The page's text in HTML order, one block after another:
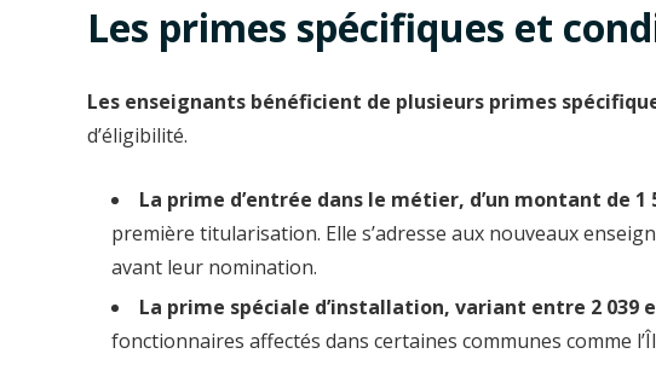
Les primes spécifiques et
Les enseignants bénéficient de plusieurs primes
d’éligibilité.
La prime d’entrée dans le métier, d’un montant de 1
première titularisation. Elle s’adresse aux nouveaux
avant leur nomination.
La prime spéciale d’installation, variant entre 2 039
fonctionnaires affectés dans certaines communes comme